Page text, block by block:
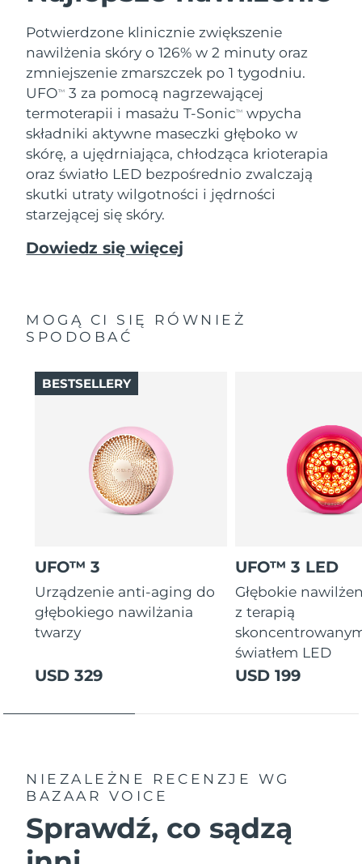
Potwierdzone klinicznie zwiększenie
nawilżenia skóry o 126% w 2 minuty oraz
zmniejszenie zmarszczek po 1 tygodniu.
UFOTM
3 za pomocą nagrzewającej
termoterapii i masażu T-SonicTM
wpycha
składniki aktywne maseczki głęboko w
skórę, a ujędrniająca, chłodząca krioterapia
oraz światło LED bezpośrednio zwalczają
skutki utraty wilgotności i jędrności
starzejącej się skóry.
Dowiedz się więcej
MOGĄ CI SIĘ RÓWNIEŻ
SPODOBAĆ
UFO™ 3
Urządzenie anti-aging do
głębokiego nawilżania
twarzy
USD 329
BESTSELLERY
UFO™ 3 LED
Głębokie
z terapią
światłem LED
USD 199
NIEZALEŻNE RECENZJE
WG
BAZAAR VOICE
Sprawdź, co sądzą
Uzbekistan
Oczekiwany czas dostawy
8/14/26
Wietnam
Oczekiwany czas dostawy